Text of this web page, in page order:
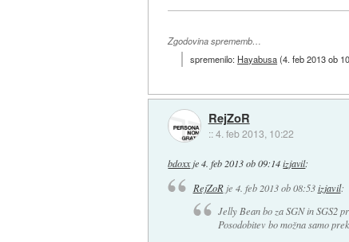
Zgodovina sprememb…
spremenilo: Hayabusa(4. feb 2013 ob
RejZoR
::4. feb 2013, 10:22
bdoxxje4. feb 2013 ob 09:14 izjavil:
RejZoRje 4. feb 2013 ob 08:53 izjavil:
Jelly Bean bo za SGN in SGS2
Posodobitev bo možna samo